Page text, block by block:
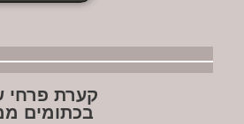
קערת פרחי שדה
בכתומים ממשי